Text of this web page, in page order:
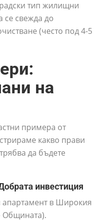
тип жилищни
се свежда до
(често под 4-5
на
примера от
какво прави
да бъдете
инвестиция
апартамент в Широкия
Общината).